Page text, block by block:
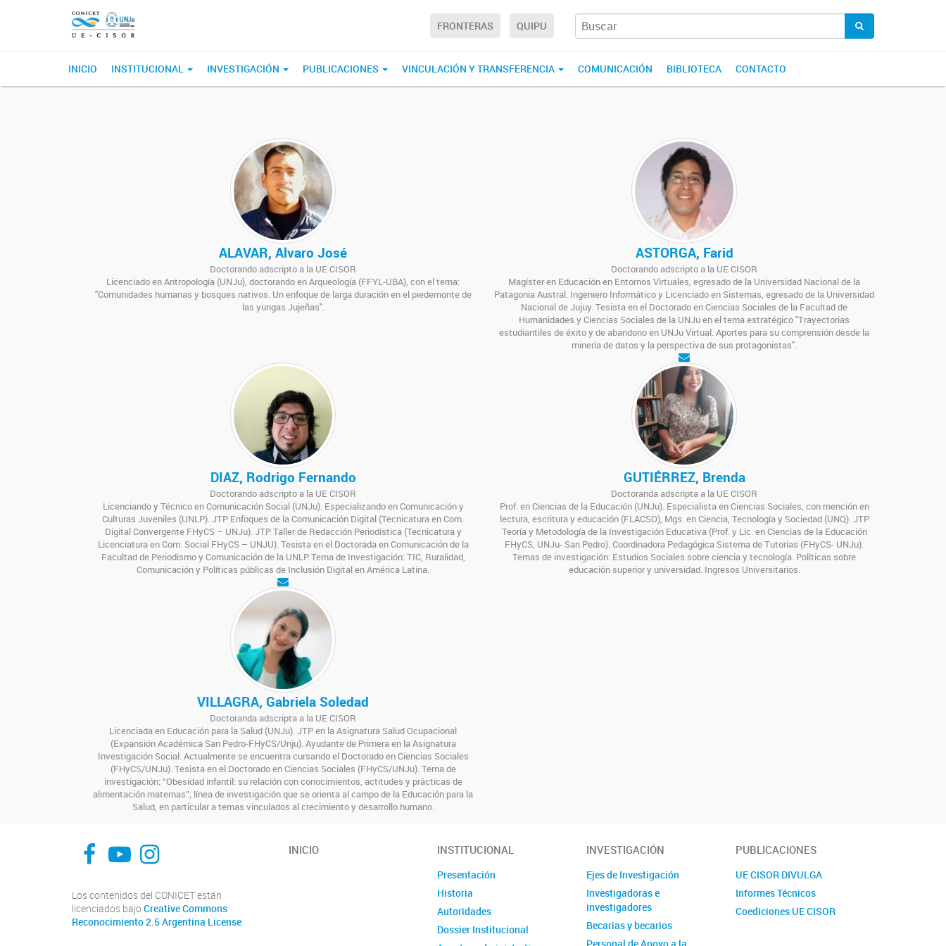
FRONTERAS QUIPU
INICIO INSTITUCIONAL INVESTIGACIÓN PUBLICACIONES VINCULACIÓN Y TRANSFERENCIA COMUNICACIÓN BIBLIOTECA CONTACTO
ALAVAR, Alvaro José
Doctorando adscripto a la UE CISOR
Licenciado en Antropología (UNJu), doctorando en Arqueología (FFYL-UBA), con el tema:
"Comunidades humanas y bosques nativos. Un enfoque de larga duración en el piedemonte de
las yungas Jujeñas".
ASTORGA, Farid
Doctorando adscripto a la UE CISOR
Magíster en Educación en Entornos Virtuales, egresado de la Universidad Nacional de la
Patagonia Austral. Ingeniero Informático y Licenciado en Sistemas, egresado de la Universidad
Nacional de Jujuy. Tesista en el Doctorado en Ciencias Sociales de la Facultad de
Humanidades y Ciencias Sociales de la UNJu en el tema estratégico "Trayectorias
estudiantiles de éxito y de abandono en UNJu Virtual. Aportes para su comprensión desde la
minería de datos y la perspectiva de sus protagonistas".
DIAZ, Rodrigo Fernando
Doctorando adscripto a la UE CISOR
Licenciando y Técnico en Comunicación Social (UNJu). Especializando en Comunicación y
Culturas Juveniles (UNLP). JTP Enfoques de la Comunicación Digital (Tecnicatura en Com.
Digital Convergente FHyCS – UNJu). JTP Taller de Redacción Periodística (Tecnicatura y
Licenciatura en Com. Social FHyCS – UNJU). Tesista en el Doctorada en Comunicación de la
Facultad de Periodismo y Comunicación de la UNLP. Tema de Investigación: TIC, Ruralidad,
Comunicación y Políticas públicas de Inclusión Digital en América Latina.
GUTIÉRREZ, Brenda
Doctoranda adscripta a la UE CISOR
Prof. en Ciencias de la Educación (UNJu). Especialista en Ciencias Sociales, con mención en
lectura, escritura y educación (FLACSO), Mgs. en Ciencia, Tecnología y Sociedad (UNQ). JTP
Teoría y Metodología de la Investigación Educativa (Prof. y Lic. en Ciencias de la Educación
FHyCS, UNJu- San Pedro). Coordinadora Pedagógica Sistema de Tutorías (FHyCS- UNJu).
Temas de investigación: Estudios Sociales sobre ciencia y tecnología. Políticas sobre
educación superior y universidad. Ingresos Universitarios.
VILLAGRA, Gabriela Soledad
Doctoranda adscripta a la UE CISOR
Licenciada en Educación para la Salud (UNJu). JTP en la Asignatura Salud Ocupacional
(Expansión Académica San Pedro-FHyCS/Unju). Ayudante de Primera en la Asignatura
Investigación Social. Actualmente se encuentra cursando el Doctorado en Ciencias Sociales
(FHyCS/UNJu). Tesista en el Doctorado en Ciencias Sociales (FHyCS/UNJu). Tema de
investigación: “Obesidad infantil: su relación con conocimientos, actitudes y prácticas de
alimentación maternas”; línea de investigación que se orienta al campo de la Educación para la
Salud, en particular a temas vinculados al crecimiento y desarrollo humano.
Facebook UE CISOR
Canal YouTube UE CISORInstagram UE CISOR
Los contenidos del CONICET están
licenciados bajo Creative Commons
Reconocimiento 2.5 Argentina License
INICIO INSTITUCIONAL
Presentación
Historia
Autoridades
Dossier Institucional
INVESTIGACIÓN
Ejes de Investigación
Investigadoras e
investigadores
Becarias y becarios
Personal de Apoyo a la
PUBLICACIONES
UE CISOR DIVULGA
Informes Técnicos
Coediciones UE CISOR